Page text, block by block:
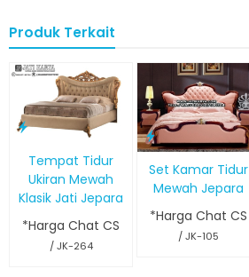
Produk Terkait
Tempat Tidur
Ukiran Mewah
Klasik Jati Jepara
*Harga Chat CS
/ JK-264
Set Kamar Tidur
Mewah Jepara
*Harga Chat CS
/ JK-105